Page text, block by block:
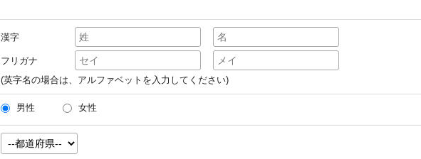
漢字
フリガナ
(英字名の場合は、アルファベットを入力してください)
男性 女性